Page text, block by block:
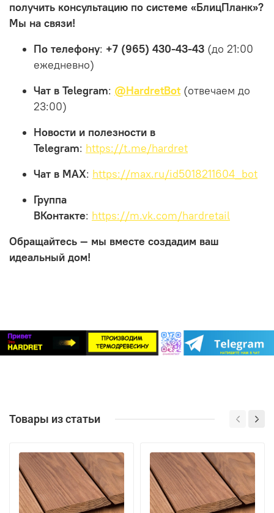
получить консультацию по системе «БлицПланк»?
Мы на связи!
По телефону: +7 (965) 430-43-43 (до 21:00
ежедневно)
Чат в Telegram: @HardretBot (отвечаем до
23:00)
Новости и полезности в
Telegram: https://t.me/hardret
Чат в МАХ: https://max.ru/id5018211604_bot
Группа
ВКонтакте: https://m.vk.com/hardretail
Обращайтесь — мы вместе создадим ваш
идеальный дом!
Товары из статьи